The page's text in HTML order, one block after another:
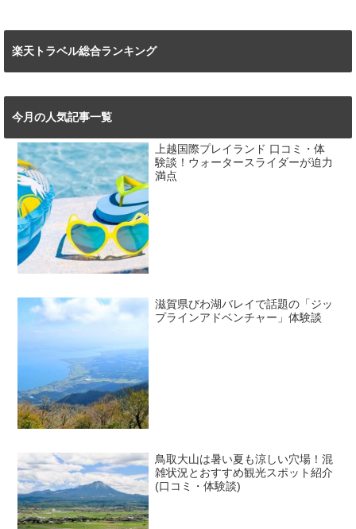
楽天トラベル総合ランキング
今月の人気記事一覧
上越国際プレイランド 口コミ・体
験談！ウォータースライダーが迫力
満点
滋賀県びわ湖バレイで話題の「ジッ
プラインアドベンチャー」体験談
鳥取大山は暑い夏も涼しい穴場！混
雑状況とおすすめ観光スポット紹介
(口コミ・体験談)